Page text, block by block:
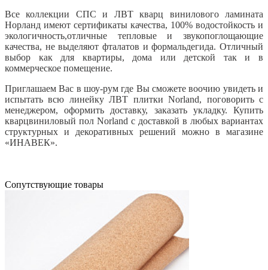
Все коллекции СПС и ЛВТ кварц винилового ламината
Норланд имеют сертификаты качества, 100% водостойкость и
экологичность,отличные тепловые и звукопоглощающие
качества, не выделяют фталатов и формальдегида. Отличный
выбор как для квартиры, дома или детской так и в
коммерческое помещение.
Приглашаем Вас в шоу-рум где Вы сможете воочию увидеть и
испытать всю линейку ЛВТ плитки Norland, поговорить с
менеджером, оформить доставку, заказать укладку. Купить
кварцвиниловый пол Norland с доставкой в любых вариантах
структурных и декоративных решений можно в магазине
«ИНАВЕК».
Cопутствующие товары